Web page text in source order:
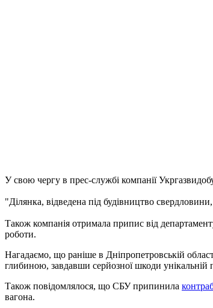
У свою чергу в прес-службі компанії
"Ділянка, відведена під будівництво
Також компанія отримала припис від
роботи.
Нагадаємо, що раніше в Дніпропетровській
глибиною, завдавши серйозної шкоди унікальній
Також повідомлялося, що СБУ припинила
вагона.